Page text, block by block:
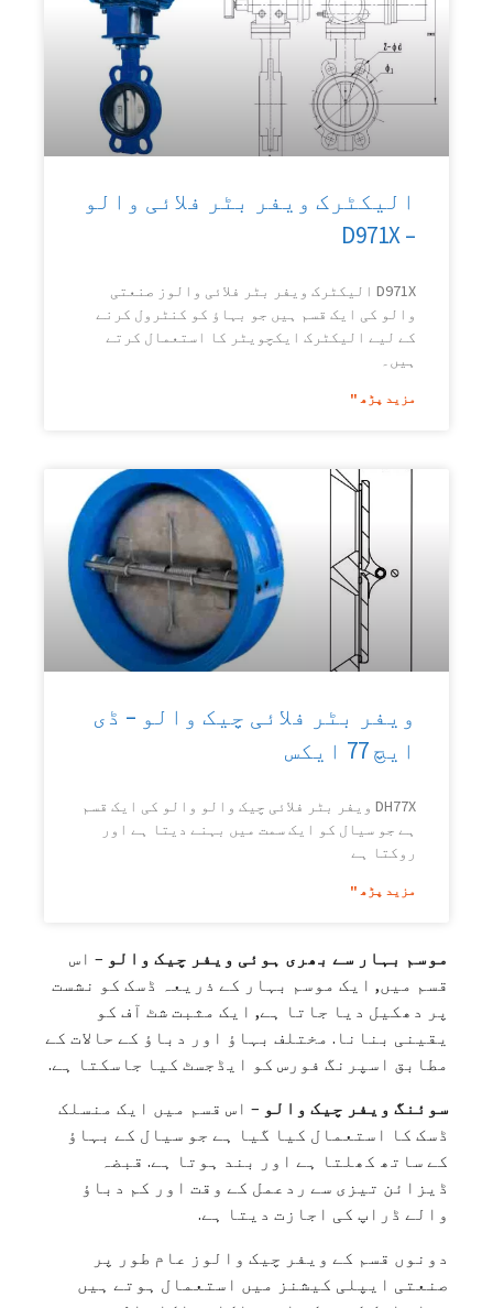
الیکٹرک ویفر بٹر فلائی والو
– D971X
D971X الیکٹرک ویفر بٹر فلائی والوز صنعتی
والو کی ایک قسم ہیں جو بہاؤ کو کنٹرول کرنے
کے لیے الیکٹرک ایکچویٹر کا استعمال کرتے
ہیں۔
مزید پڑھ "
ویفر بٹر فلائی چیک والو – ڈی
ایچ 77 ایکس
DH77X ویفر بٹر فلائی چیک والو والو کی ایک قسم
ہے جو سیال کو ایک سمت میں بہنے دیتا ہے اور
روکتا ہے
مزید پڑھ "
موسم بہار سے بھری ہوئی ویفر چیک والو – اس
قسم میں, ایک موسم بہار کے ذریعہ ڈسک کو نشست
پر دھکیل دیا جاتا ہے, ایک مثبت شٹ آف کو
یقینی بنانا. مختلف بہاؤ اور دباؤ کے حالات کے
مطابق اسپرنگ فورس کو ایڈجسٹ کیا جاسکتا ہے.
سوئنگ ویفر چیک والو – اس قسم میں ایک منسلک
ڈسک کا استعمال کیا گیا ہے جو سیال کے بہاؤ
کے ساتھ کھلتا ہے اور بند ہوتا ہے. قبضہ
ڈیزائن تیزی سے ردعمل کے وقت اور کم دباؤ
والے ڈراپ کی اجازت دیتا ہے.
دونوں قسم کے ویفر چیک والوز عام طور پر
صنعتی ایپلی کیشنز میں استعمال ہوتے ہیں